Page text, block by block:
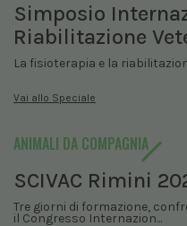
Simposio
Riabilitazione
La fisioterapia e la
Vai allo Speciale
ANIMALI DA COMPAGNIA
SCIVAC Rimini
Tre giorni di formazione,
il Congresso Internazion...